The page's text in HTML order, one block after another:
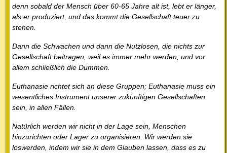
denn sobald der Mensch über 60-65 Jahre alt ist, lebt er länger,
als er produziert, und das kommt die Gesellschaft teuer zu
stehen.
Dann die Schwachen und dann die Nutzlosen, die nichts zur
Gesellschaft beitragen, weil es immer mehr werden, und vor
allem schließlich die Dummen.
Euthanasie richtet sich an diese Gruppen; Euthanasie muss ein
wesentliches Instrument unserer zukünftigen Gesellschaften
sein, in allen Fällen.
Natürlich werden wir nicht in der Lage sein, Menschen
hinzurichten oder Lager zu organisieren. Wir werden sie
loswerden, indem wir sie in dem Glauben lassen, dass es zu